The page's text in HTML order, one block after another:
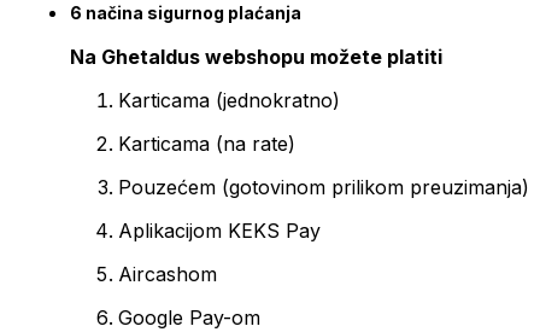
6 načina sigurnog plaćanja
Na Ghetaldus webshopu možete platiti
Karticama (jednokratno)
Karticama (na rate)
Pouzećem (gotovinom prilikom preuzimanja)
Aplikacijom KEKS Pay
Aircashom
Google Pay-om